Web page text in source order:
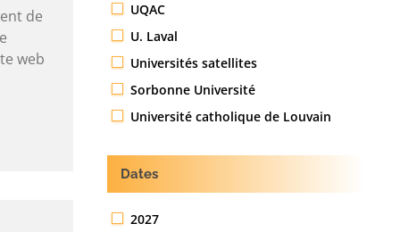
de
web
UQAC
U. Laval
Universités satellites
Sorbonne Université
Université catholique de Louvain
Dates
2027